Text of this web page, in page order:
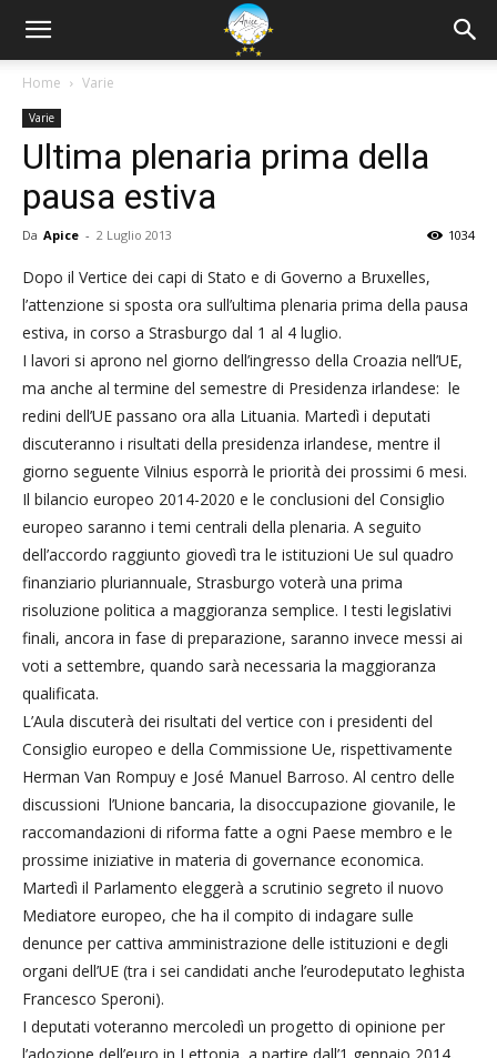
Home Varie
Varie
Ultima plenaria prima della
pausa estiva
Da Apice - 2 Luglio 2013 1034
Dopo il Vertice dei capi di Stato e di Governo a Bruxelles,
l’attenzione si sposta ora sull’ultima plenaria prima della pausa
estiva, in corso a Strasburgo dal 1 al 4 luglio.
I lavori si aprono nel giorno dell’ingresso della Croazia nell’UE,
ma anche al termine del semestre di Presidenza irlandese: le
redini dell’UE passano ora alla Lituania. Martedì i deputati
discuteranno i risultati della presidenza irlandese, mentre il
giorno seguente Vilnius esporrà le priorità dei prossimi 6 mesi.
Il bilancio europeo 2014-2020 e le conclusioni del Consiglio
europeo saranno i temi centrali della plenaria. A seguito
dell’accordo raggiunto giovedì tra le istituzioni Ue sul quadro
finanziario pluriannuale, Strasburgo voterà una prima
risoluzione politica a maggioranza semplice. I testi legislativi
finali, ancora in fase di preparazione, saranno invece messi ai
voti a settembre, quando sarà necessaria la maggioranza
qualificata.
L’Aula discuterà dei risultati del vertice con i presidenti del
Consiglio europeo e della Commissione Ue, rispettivamente
Herman Van Rompuy e José Manuel Barroso. Al centro delle
discussioni l’Unione bancaria, la disoccupazione giovanile, le
raccomandazioni di riforma fatte a ogni Paese membro e le
prossime iniziative in materia di governance economica.
Martedì il Parlamento eleggerà a scrutinio segreto il nuovo
Mediatore europeo, che ha il compito di indagare sulle
denunce per cattiva amministrazione delle istituzioni e degli
organi dell’UE (tra i sei candidati anche l’eurodeputato leghista
Francesco Speroni).
I deputati voteranno mercoledì un progetto di opinione per